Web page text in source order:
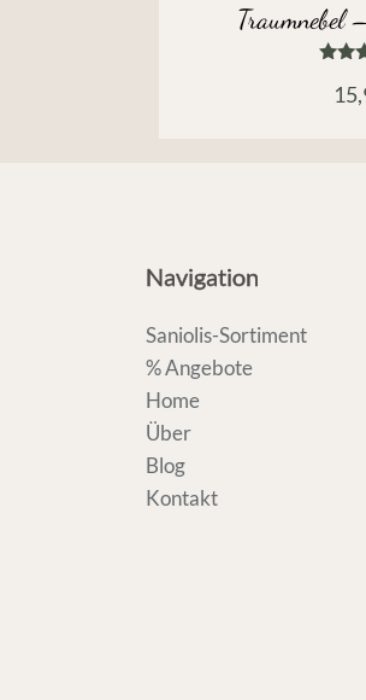
Traumnebel
Navigation
Saniolis-Sortiment
% Angebote
Home
Über
Blog
Kontakt